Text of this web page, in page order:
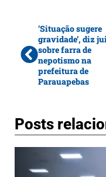
‘Situação sugere
gravidade’, diz
sobre farra de
nepotismo na
prefeitura de
Parauapebas
Posts